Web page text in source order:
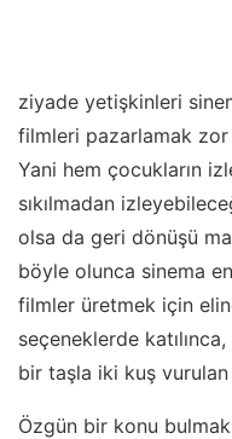
ziyade yetişkinleri
filmleri pazarlamak
Yani hem çocukların
sıkılmadan
olsa da geri dönüşü
böyle olunca sinema
filmler üretmek için
seçeneklerde
bir taşla iki kuş vurulan
Özgün bir konu